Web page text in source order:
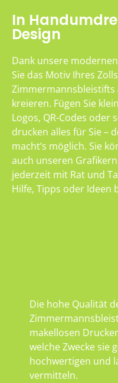
In
Design
Dank unsere
Sie das Motiv Ihres
Zimmermannsbleistifts
kreieren. Fügen Sie
Logos, QR-Codes oder
drucken alles für Sie –
macht’s möglich. Sie
auch unseren
jederzeit mit Rat und
Hilfe, Tipps oder Ideen
Die hohe Qualität
makellosen
welche Zwecke sie
hochwertigen und
vermitteln.